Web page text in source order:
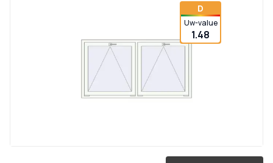
D
Uw-value
1.48